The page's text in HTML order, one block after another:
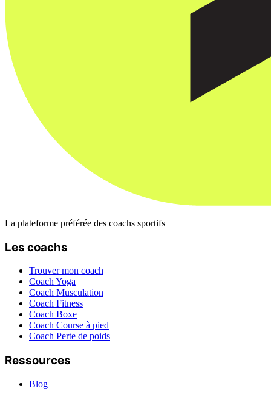
La plateforme préférée des coachs sportifs
Les coachs
Trouver mon coach
Coach Yoga
Coach Musculation
Coach Fitness
Coach Boxe
Coach Course à pied
Coach Perte de poids
Ressources
Blog